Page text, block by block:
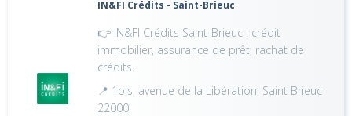
IN&FI Crédits - Saint-Brieuc
👉 IN&FI Crédits Saint-Brieuc : crédit
immobilier, assurance de prêt, rachat de
crédits.
📍 1bis, avenue de la Libération, Saint Brieuc
22000